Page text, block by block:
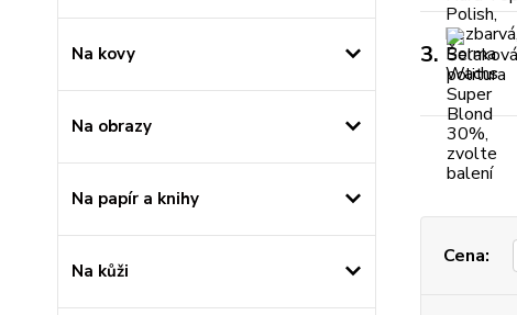
Na kovy
Na obrazy
Na papír a knihy
Na kůži
3.
Cena: